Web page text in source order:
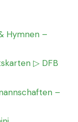
Hymnen –
▷ DFB
–